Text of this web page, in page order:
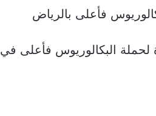
فأعلى بالرياض
البكالوريوس فأعلى في